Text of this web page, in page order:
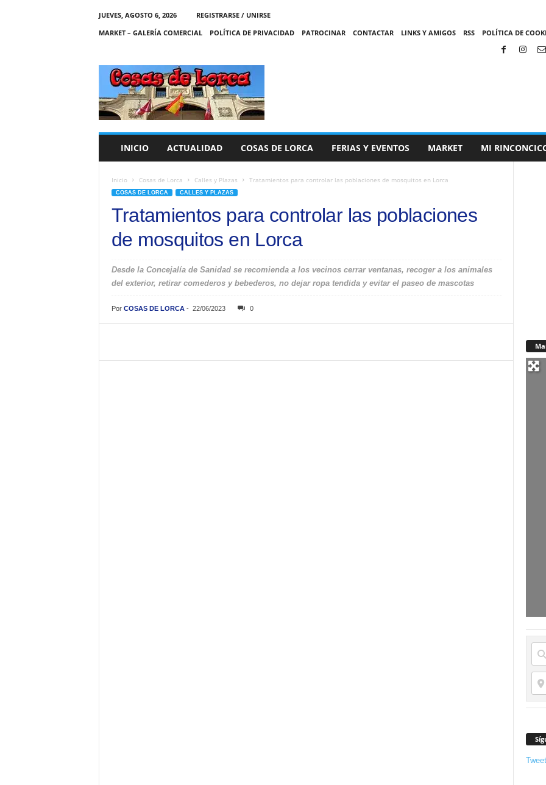
JUEVES, AGOSTO 6, 2026
REGISTRARSE / UNIRSE
MARKET – GALERÍA COMERCIAL
POLÍTICA DE PRIVACIDAD PATROCINAR CONTACTAR LINKS Y AMIGOS RSS POLÍTICA DE
C
A
S
INICIO ACTUALIDAD COSAS DE LORCA FERIAS Y EVENTOS MARKET MI
Inicio Cosas de Lorca Calles y Plazas Tratamientos para controlar las poblaciones de mosquitos en Lorca
COSAS DE LORCA CALLES Y PLAZAS
Tratamientos para controlar las poblaciones
de mosquitos en Lorca
Desde la Concejalía de Sanidad se recomienda a los vecinos cerrar ventanas, recoger a los animales
del exterior, retirar comederos y bebederos, no dejar ropa tendida y evitar el paseo de mascotas
Por COSAS DE LORCA- 22/06/2023 0